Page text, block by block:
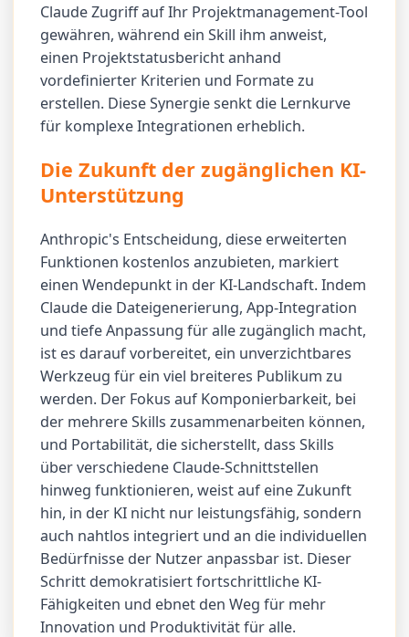
Claude Zugriff auf Ihr Projektmanagement-Tool
gewähren, während ein Skill ihm anweist,
einen Projektstatusbericht anhand
vordefinierter Kriterien und Formate zu
erstellen. Diese Synergie senkt die Lernkurve
für komplexe Integrationen erheblich.
Die Zukunft der zugänglichen KI-
Unterstützung
Anthropic's Entscheidung, diese erweiterten
Funktionen kostenlos anzubieten, markiert
einen Wendepunkt in der KI-Landschaft. Indem
Claude die Dateigenerierung, App-Integration
und tiefe Anpassung für alle zugänglich macht,
ist es darauf vorbereitet, ein unverzichtbares
Werkzeug für ein viel breiteres Publikum zu
werden. Der Fokus auf Komponierbarkeit, bei
der mehrere Skills zusammenarbeiten können,
und Portabilität, die sicherstellt, dass Skills
über verschiedene Claude-Schnittstellen
hinweg funktionieren, weist auf eine Zukunft
hin, in der KI nicht nur leistungsfähig, sondern
auch nahtlos integriert und an die individuellen
Bedürfnisse der Nutzer anpassbar ist. Dieser
Schritt demokratisiert fortschrittliche KI-
Fähigkeiten und ebnet den Weg für mehr
Innovation und Produktivität für alle.